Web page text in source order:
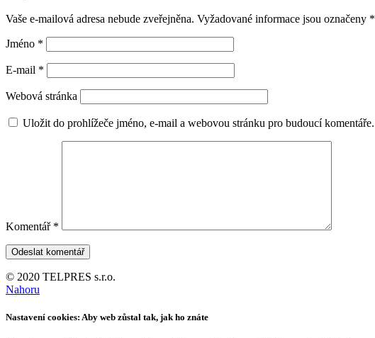
Vaše e-mailová adresa nebude zveřejněna. Vyžadované informace jsou označeny *
Jméno *
E-mail *
Webová stránka
Uložit do prohlížeče jméno, e-mail a webovou stránku pro budoucí komentáře.
Komentář *
© 2020 TELPRES s.r.o.
Nahoru
Nastavení cookies: Aby web zůstal tak, jak ho znáte